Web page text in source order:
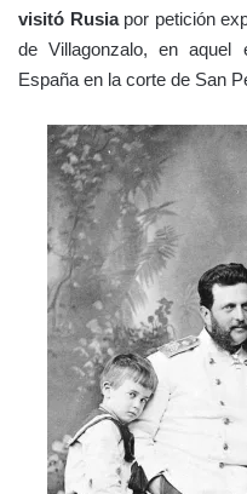
visitó Rusiapor petición
de Villagonzalo, en aquel
España en la corte de San